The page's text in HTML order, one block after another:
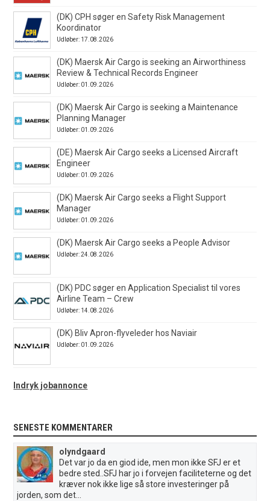
(DK) CPH søger en Safety Risk Management
Koordinator
Udløber: 17.08.2026
(DK) Maersk Air Cargo is seeking an Airworthiness
Review & Technical Records Engineer
Udløber: 01.09.2026
(DK) Maersk Air Cargo is seeking a Maintenance
Planning Manager
Udløber: 01.09.2026
(DE) Maersk Air Cargo seeks a Licensed Aircraft
Engineer
Udløber: 01.09.2026
(DK) Maersk Air Cargo seeks a Flight Support
Manager
Udløber: 01.09.2026
(DK) Maersk Air Cargo seeks a People Advisor
Udløber: 24.08.2026
(DK) PDC søger en Application Specialist til vores
Airline Team – Crew
Udløber: 14.08.2026
(DK) Bliv Apron-flyveleder hos Naviair
Udløber: 01.09.2026
Indryk jobannonce
SENESTE KOMMENTARER
olyndgaard
Det var jo da en giod ide, men mon ikke SFJ er et
bedre sted..SFJ har jo i forvejen faciliteterne og det
kræver nok ikke lige så store investeringer på
jorden, som det...